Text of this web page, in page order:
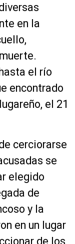
en la
el río
encontrado
el 21
cerciorarse
se
elegido
de
y la
en un lugar
de los